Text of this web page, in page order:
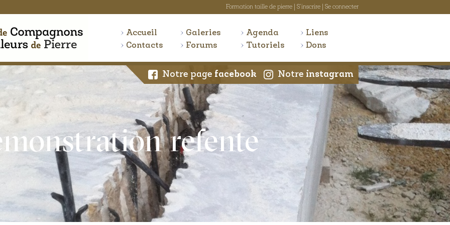
Formation taille de pierre S'inscrire Se connecter
Accueil Galeries Agenda
Liens
Contacts
Forums Tutoriels Dons
Notre page facebook Notre instagram
refente